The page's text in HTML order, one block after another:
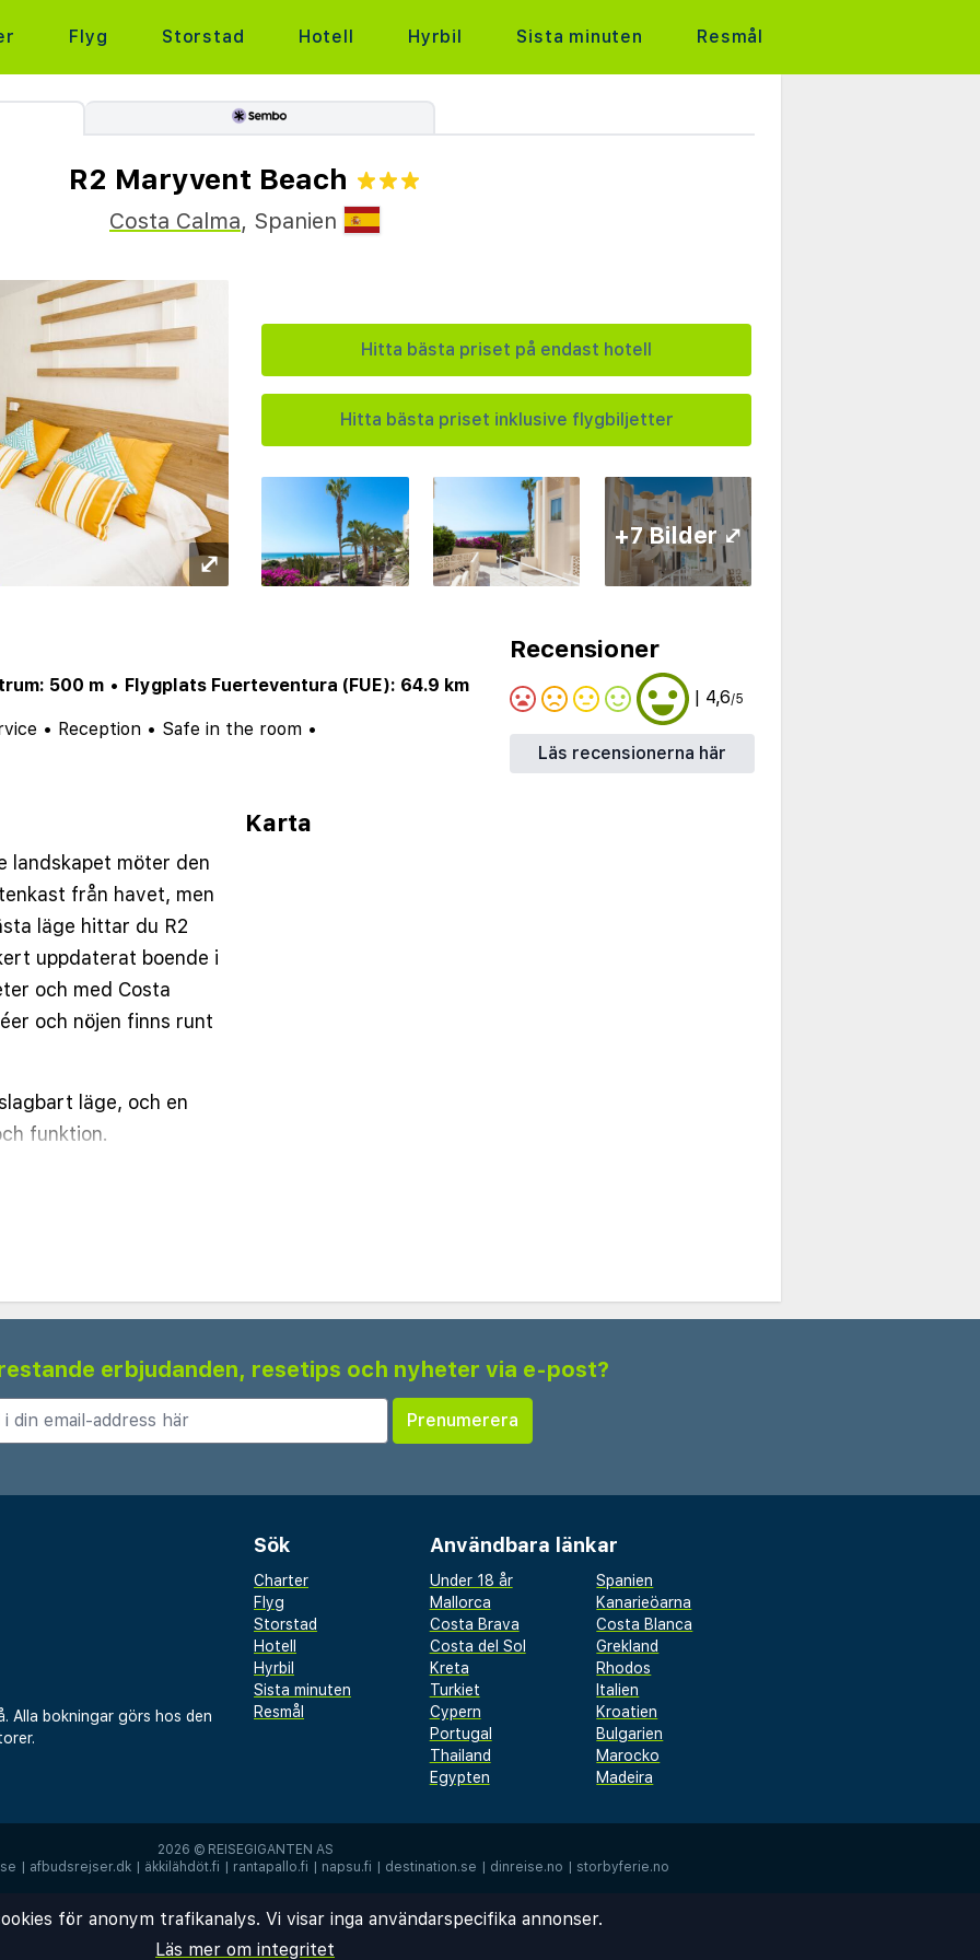
Flyg Storstad Hotell Hyrbil Sista minuten Resmål
R2 Maryvent Beach
Costa Calma, Spanien
⤢
Hitta bästa priset på endast hotell
Hitta bästa priset inklusive flygbiljetter
+7 Bilder ⤢
500 m • Flygplats Fuerteventura (FUE): 64.9 km
• Reception • Safe in the room •
Recensioner
| 4,6/5
Läs recensionerna här
landskapet möter den
från havet, men
läge hittar du R2
uppdaterat boende i
och med Costa
och nöjen finns runt
läge, och en
funktion.
en lägenhet med
egen restaurang
mot
öppettider.
inom hotellet.
Vid ankomst
ca 400 meter från
Karta
erbjudanden, resetips och nyheter via e-post?
Alla bokningar görs hos den
Sök
Charter
Flyg
Storstad
Hotell
Hyrbil
Sista minuten
Resmål
Användbara länkar
Under 18 år
Spanien
Mallorca
Kanarieöarna
Costa Brava
Costa Blanca
Costa del Sol
Grekland
Kreta
Rhodos
Turkiet
Italien
Cypern
Kroatien
Portugal
Bulgarien
Thailand
Marocko
Egypten
Madeira
2026 © REISEGIGANTEN AS
| afbudsrejser.dk | äkkilähdöt.fi | rantapallo.fi | napsu.fi | destination.se | dinreise.no | storbyferie.no
för anonym trafikanalys. Vi visar inga användarspecifika annonser.
Läs mer om integritet